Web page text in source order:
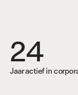
24
Jaar actief in